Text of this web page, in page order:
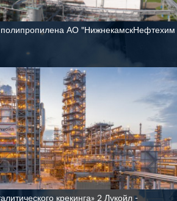
полипропилена АО "НижнекамскНефтехим
крекинга» 2 Лукойл -